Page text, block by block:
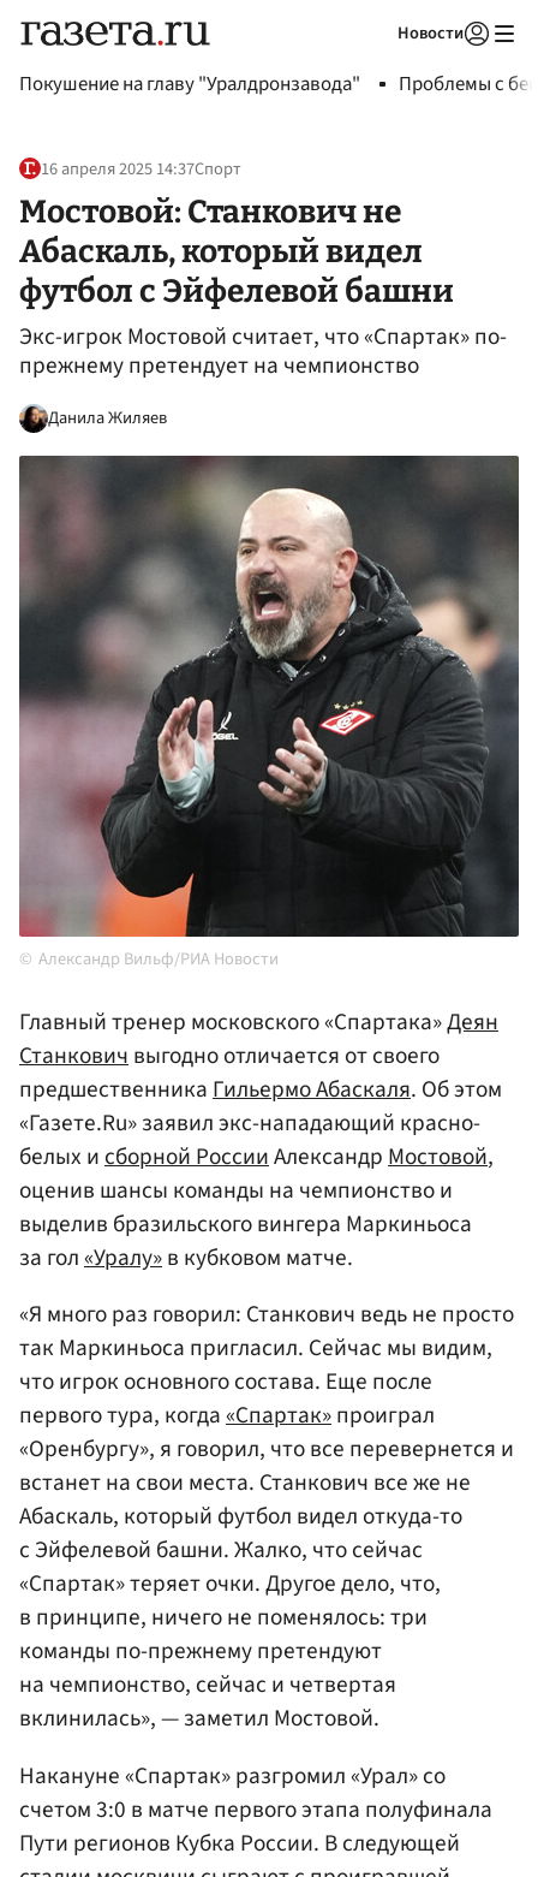
Новости
Покушение на главу "Уралдронзавода" Проблемы с
16 апреля 2025 14:37Спорт
Мостовой: Станкович не
Абаскаль, который видел
футбол с Эйфелевой башни
Экс-игрок Мостовой считает, что «Спартак» по-
прежнему претендует на чемпионство
Данила Жиляев
Александр Вильф/РИА Новости
Главный тренер московского «Спартака»Деян
Станковичвыгодно отличается от своего
предшественникаГильермо Абаскаля. Об этом
«Газете.Ru» заявил экс-нападающий красно-
белых исборной РоссииАлександрМостовой,
оценив шансы команды на чемпионство и
выделив бразильского вингера Маркиньоса
за гол«Уралу»в кубковом матче.
«Я много раз говорил: Станкович ведь не просто
так Маркиньоса пригласил. Сейчас мы видим,
что игрок основного состава. Еще после
первого тура, когда«Спартак»проиграл
«Оренбургу», я говорил, что все перевернется и
встанет на свои места. Станкович все же не
Абаскаль, который футбол видел откуда-то
с Эйфелевой башни. Жалко, что сейчас
«Спартак» теряет очки. Другое дело, что,
в принципе, ничего не поменялось: три
команды по-прежнему претендуют
на чемпионство, сейчас и четвертая
вклинилась», — заметил Мостовой.
Накануне «Спартак» разгромил «Урал» со
счетом 3:0 в матче первого этапа полуфинала
Пути регионов Кубка России. В следующей